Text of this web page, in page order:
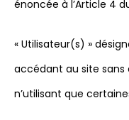
énoncée à l’Article 4
« Utilisateur(s) »
accédant au site
n’utilisant que